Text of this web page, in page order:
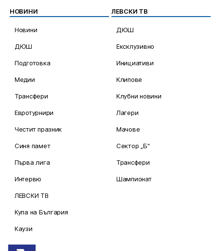
НОВИНИ
Новини
ДЮШ
Подготовка
Медии
Трансфери
Евротурнири
Честит празник
Синя памет
Първа лига
Интервю
ЛЕВСКИ ТВ
Купа на България
Каузи
ЛЕВСКИ ТВ
ДЮШ
Ексклузивно
Инициативи
Клипове
Клубни новини
Лагери
Мачове
Сектор „Б“
Трансфери
Шампионат